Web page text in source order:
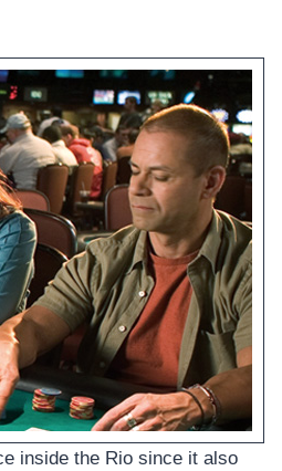
inside the Rio since it also